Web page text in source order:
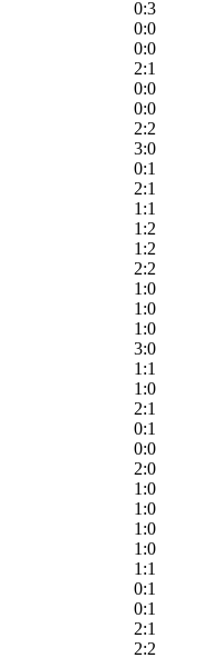
0:3
0:0
0:0
2:1
0:0
0:0
2:2
3:0
0:1
2:1
1:1
1:2
1:2
2:2
1:0
1:0
1:0
3:0
1:1
1:0
2:1
0:1
0:0
2:0
1:0
1:0
1:0
1:0
1:1
0:1
0:1
2:1
2:2